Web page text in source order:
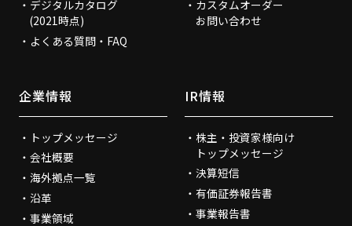
デジタルカタログ
(2021時点)
よくある質問・FAQ
カスタムオーダー
お問い合わせ
企業情報
トップメッセージ
会社概要
海外拠点一覧
沿革
事業領域
IR情報
株主・投資家様向け
トップメッセージ
決算短信
有価証券報告書
事業報告書